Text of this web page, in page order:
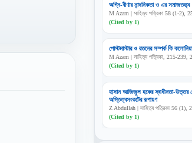
অগ্নি-বীণার নান্দনিকতা ও এর সমাজতত্ত্ব
M Azam | সাহিত্য পত্রিকা 58 (1-2),
(Cited by 1)
পোস্টমাস্টার ও রতনের সম্পর্ক কি
M Azam | সাহিত্য পত্রিকা, 215-239,
(Cited by 1)
হাসান আজিজুল হকের স্বাধীনতা-উত্তর
অস্তিত্বসংকটের রূপায়ণ
Z Abdullah | সাহিত্য পত্রিকা 56 (1),
(Cited by 1)